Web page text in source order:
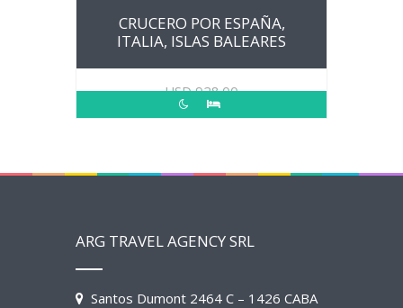
CRUCERO POR ESPAÑA,
ITALIA, ISLAS BALEARES
USD928.00
ARG TRAVEL AGENCY SRL
Santos Dumont 2464 C – 1426 CABA